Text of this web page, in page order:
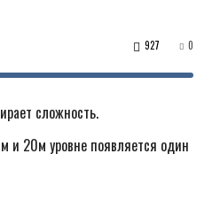
0
927
сложность.
и 20м уровне появляется один